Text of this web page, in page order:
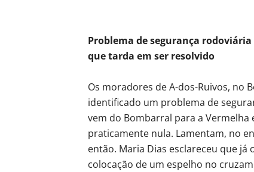
Problema de segurança
que tarda em ser resolvido
Os moradores de A-dos-Ruivos, no
identificado um problema de
vem do Bombarral para a Vermelha
praticamente nula. Lamentam, no
então. Maria Dias esclareceu que
colocação de um espelho no